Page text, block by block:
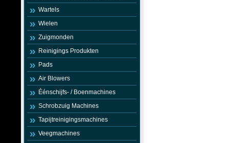
Wartels
Wielen
Zuigmonden
Reinigings Produkten
Pads
Air Blowers
Éénschijfs- / Boenmachines
Schrobzuig Machines
Tapijtreinigingsmachines
Veegmachines